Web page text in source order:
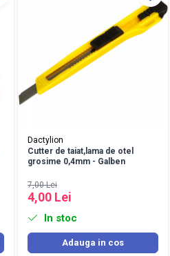
Dactylion
Cutter de taiat,lama de otel
grosime 0,4mm - Galben
7,00 Lei
4,00 Lei
In stoc
Adauga in cos